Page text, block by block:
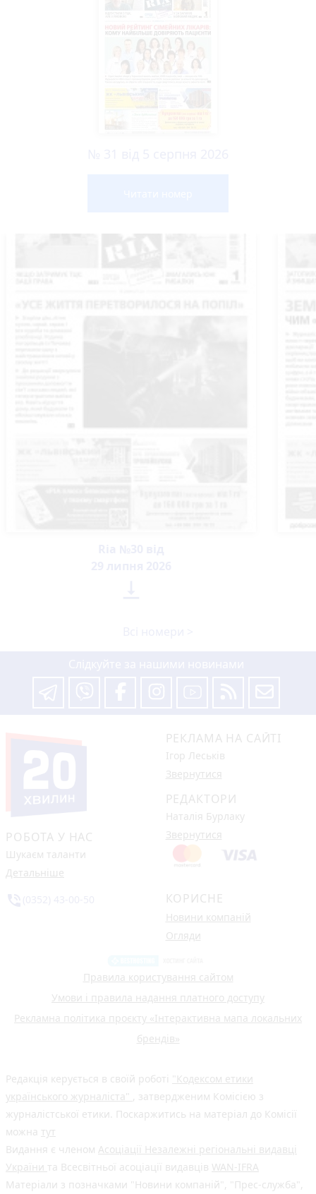
РОБОТА У НАС
Шукаєм таланти
Детальніше
РЕКЛАМА НА САЙТІ
Ігор Леськів
Звернутися
РЕДАКТОРИ
Наталія Бурлаку
Звернутися
КОРИСНЕ
Новини компаній
Огляди
Правила користування сайтом
Умови і правила надання платного доступу
Рекламна політика проєкту «Інтерактивна мапа локальних
брендів»
Редакція керується в своїй роботі "Кодексом етики
українського журналіста"
, затвердженим Комісією з
журналістської етики. Поскаржитись на матеріал до Комісії
можна тут
Видання є членом Асоціації Незалежні регіональні видавці
України та Всесвітньої асоціації видавців WAN-IFRA
Матеріали з позначками "Новини компаній", "Прес-служба",